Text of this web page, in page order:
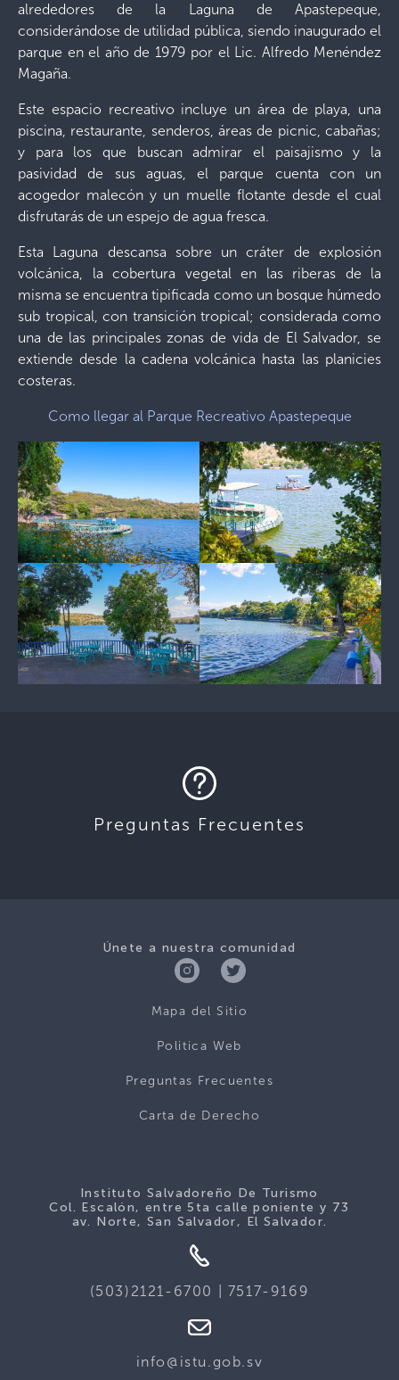
alrededores de la Laguna de Apastepeque,
considerándose de utilidad pública, siendo inaugurado el
parque en el año de 1979 por el Lic. Alfredo Menéndez
Magaña.
Este espacio recreativo incluye un área de playa, una
piscina, restaurante, senderos, áreas de picnic, cabañas;
y para los que buscan admirar el paisajismo y la
pasividad de sus aguas, el parque cuenta con un
acogedor malecón y un muelle flotante desde el cual
disfrutarás de un espejo de agua fresca.
Esta Laguna descansa sobre un cráter de explosión
volcánica, la cobertura vegetal en las riberas de la
misma se encuentra tipificada como un bosque húmedo
sub tropical, con transición tropical; considerada como
una de las principales zonas de vida de El Salvador, se
extiende desde la cadena volcánica hasta las planicies
costeras.
Como llegar al Parque Recreativo Apastepeque
Preguntas Frecuentes
Únete a nuestra comunidad
Mapa del Sitio
Politica Web
Preguntas Frecuentes
Carta de Derecho
Instituto Salvadoreño De Turismo
Col. Escalón, entre 5ta calle poniente y 73
av. Norte, San Salvador, El Salvador.
(503)2121-6700 | 7517-9169
info@istu.gob.sv